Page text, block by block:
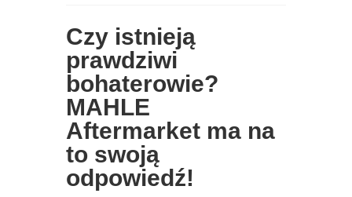
Czy istnieją
prawdziwi
bohaterowie?
MAHLE
Aftermarket ma na
to swoją
odpowiedź!